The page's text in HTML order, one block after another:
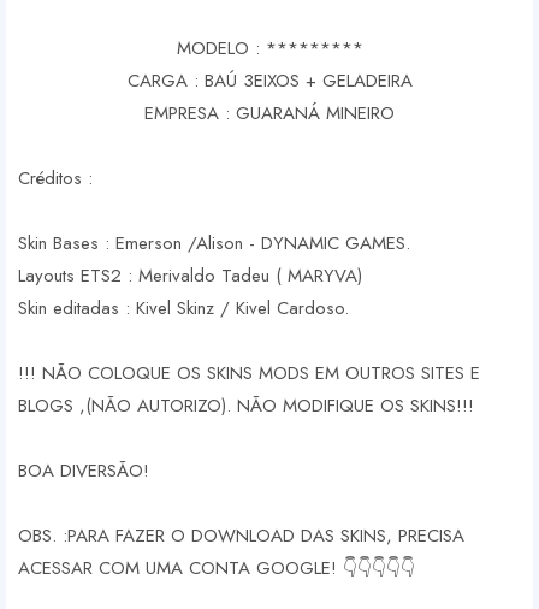
MODELO : *********
CARGA : BAÚ 3EIXOS + GELADEIRA
EMPRESA : GUARANÁ MINEIRO
Créditos :
Skin Bases : Emerson /Alison - DYNAMIC GAMES.
Layouts ETS2 : Merivaldo Tadeu ( MARYVA)
Skin editadas : Kivel Skinz / Kivel Cardoso.
!!! NÃO COLOQUE OS SKINS MODS EM OUTROS SITES E
BLOGS ,(NÃO AUTORIZO). NÃO MODIFIQUE OS SKINS!!!
BOA DIVERSÃO!
OBS. :PARA FAZER O DOWNLOAD DAS SKINS, PRECISA
ACESSAR COM UMA CONTA GOOGLE! 👇👇👇👇👇